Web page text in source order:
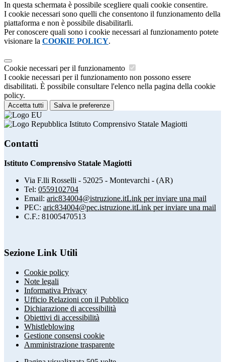
In questa schermata è possibile scegliere quali cookie consentire.
I cookie necessari sono quelli che consentono il funzionamento della
piattaforma e non è possibile disabilitarli.
Per conoscere quali sono i cookie necessari al funzionamento potete
visionare la COOKIE POLICY.
Cookie necessari per il funzionamento
I cookie necessari per il funzionamento non possono essere
disabilitati. È possibile consultare l'elenco nella pagina della cookie
policy.
Accetta tutti Salva le preferenze
Istituto Comprensivo Statale Magiotti
Contatti
Istituto Comprensivo Statale Magiotti
Via F.lli Rosselli - 52025 - Montevarchi - (AR)
Tel: 0559102704
Email: aric834004@istruzione.itLink per inviare una mail
PEC: aric834004@pec.istruzione.itLink per inviare una mail
C.F.: 81005470513
Sezione Link Utili
Cookie policy
Note legali
Informativa Privacy
Ufficio Relazioni con il Pubblico
Dichiarazione di accessibilità
Obiettivi di accessibilità
Whistleblowing
Gestione consensi cookie
Amministrazione trasparente